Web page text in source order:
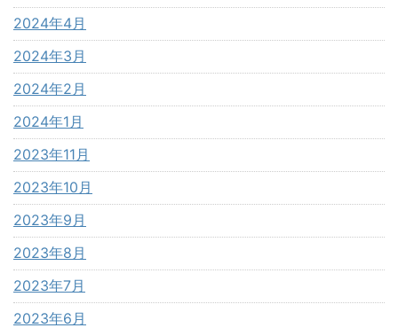
2024年4月
2024年3月
2024年2月
2024年1月
2023年11月
2023年10月
2023年9月
2023年8月
2023年7月
2023年6月